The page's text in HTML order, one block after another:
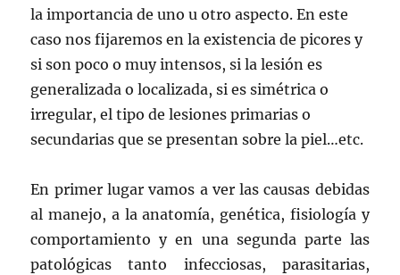
la importancia de uno u otro aspecto. En este
caso nos fijaremos en la existencia de picores y
si son poco o muy intensos, si la lesión es
generalizada o localizada, si es simétrica o
irregular, el tipo de lesiones primarias o
secundarias que se presentan sobre la piel…etc.
En primer lugar vamos a ver las causas debidas
al manejo, a la anatomía, genética, fisiología y
comportamiento y en una segunda parte las
patológicas tanto infecciosas, parasitarias,